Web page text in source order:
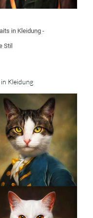
in Kleidung -
Stil
Kleidung